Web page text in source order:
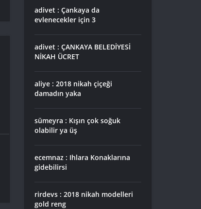
adivet : Çankaya da
evlenecekler için 3
adivet : ÇANKAYA BELEDİYESİ
NİKAH ÜCRET
aliye : 2018 nikah çiçeği
damadın yaka
sümeyra : Kışın çok soğuk
olabilir ya üş
ecemnaz : Ihlara Konaklarına
gidebilirsi
rirdevs : 2018 nikah modelleri
gold reng